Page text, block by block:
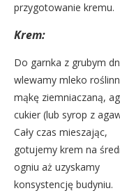
przygotowanie kremu.
Krem:
Do garnka z grubym
wlewamy mleko
mąkę ziemniaczaną,
cukier (lub syrop z
Cały czas mieszając,
gotujemy krem na
ogniu aż uzyskamy
konsystencję budyniu.